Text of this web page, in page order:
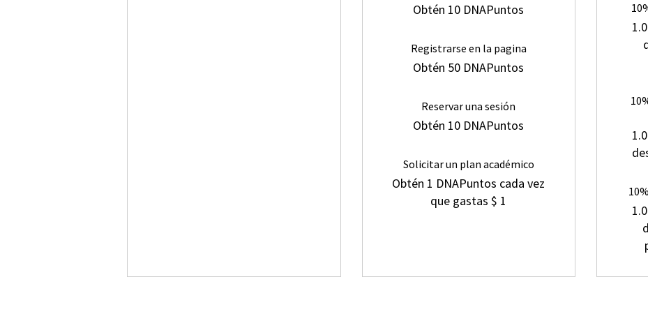
Obtén 10 DNAPuntos
Registrarse en la pagina
Obtén 50 DNAPuntos
Reservar una sesión
Obtén 10 DNAPuntos
Solicitar un plan académico
Obtén 1 DNAPuntos cada vez
que gastas $ 1